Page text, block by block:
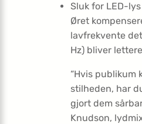
Sluk for LED-
Øret
lavfrekvente
Hz) bliver
“Hvis publikum
stilheden, har
gjort dem
Knudson,